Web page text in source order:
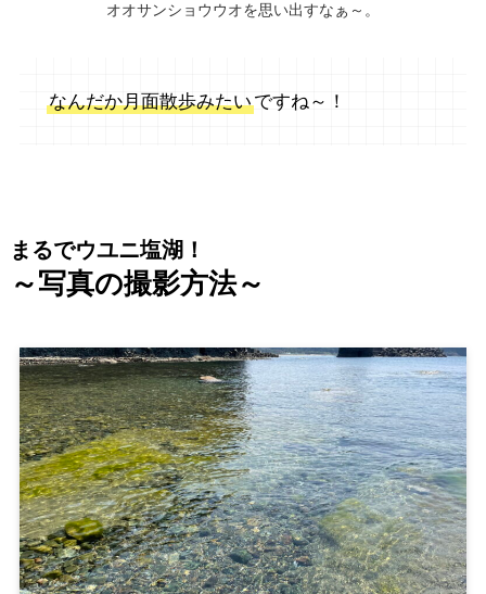
オオサンショウウオを思い出すなぁ～。
なんだか月面散歩みたいですね～！
まるでウユニ塩湖！
～写真の撮影方法～